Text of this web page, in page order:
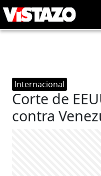
Internacional
Corte de
contra